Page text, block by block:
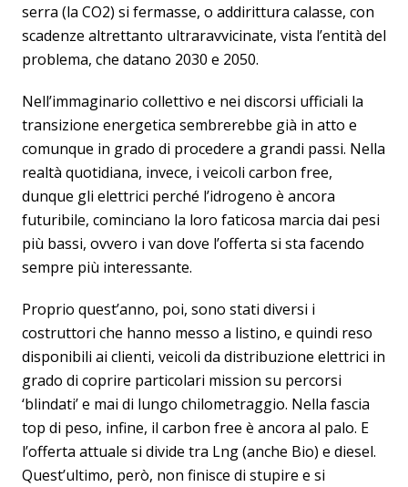
serra (la CO2) si fermasse, o addirittura calasse, con
scadenze altrettanto ultraravvicinate, vista l’entità del
problema, che datano 2030 e 2050.
Nell’immaginario collettivo e nei discorsi ufficiali la
transizione energetica sembrerebbe già in atto e
comunque in grado di procedere a grandi passi. Nella
realtà quotidiana, invece, i veicoli carbon free,
dunque gli elettrici perché l’idrogeno è ancora
futuribile, cominciano la loro faticosa marcia dai pesi
più bassi, ovvero i van dove l’offerta si sta facendo
sempre più interessante.
Proprio quest’anno, poi, sono stati diversi i
costruttori che hanno messo a listino, e quindi reso
disponibili ai clienti, veicoli da distribuzione elettrici in
grado di coprire particolari mission su percorsi
‘blindati’ e mai di lungo chilometraggio. Nella fascia
top di peso, infine, il carbon free è ancora al palo. E
l’offerta attuale si divide tra Lng (anche Bio) e diesel.
Quest’ultimo, però, non finisce di stupire e si